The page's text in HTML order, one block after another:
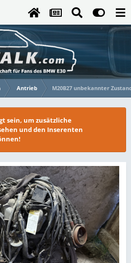
Antrieb M20B27 unbekannter
sein, um zusätzliche
und den Inserenten